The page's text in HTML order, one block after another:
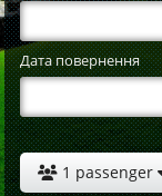
Дата повернення
1 passenger